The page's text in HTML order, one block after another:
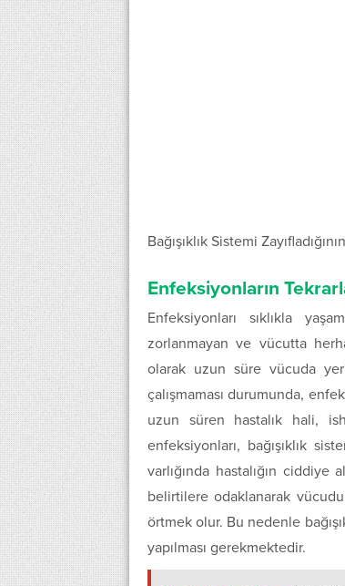
Bağışıklık Sistemi
Enfeksiyonların
Enfeksiyonları sıklıkla
zorlanmayan ve vücutta
olarak uzun süre vücuda
çalışmaması durumunda,
uzun süren hastalık hali,
enfeksiyonları, bağışıklık
varlığında hastalığın
belirtilere odaklanarak
örtmek olur. Bu nedenle
yapılması gerekmektedir.